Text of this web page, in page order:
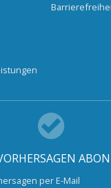
per E-Mail